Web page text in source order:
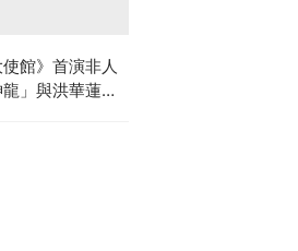
館》首演非人
」與洪華蓮大